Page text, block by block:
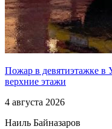
Пожар в девятиэтажке в
верхние этажи
4 августа 2026
Наиль Байназаров